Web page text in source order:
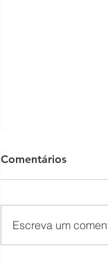
Comentários
Escreva um